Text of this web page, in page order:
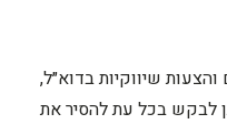
שיווקיות בדוא״ל,
לבקש בכל עת להסיר את